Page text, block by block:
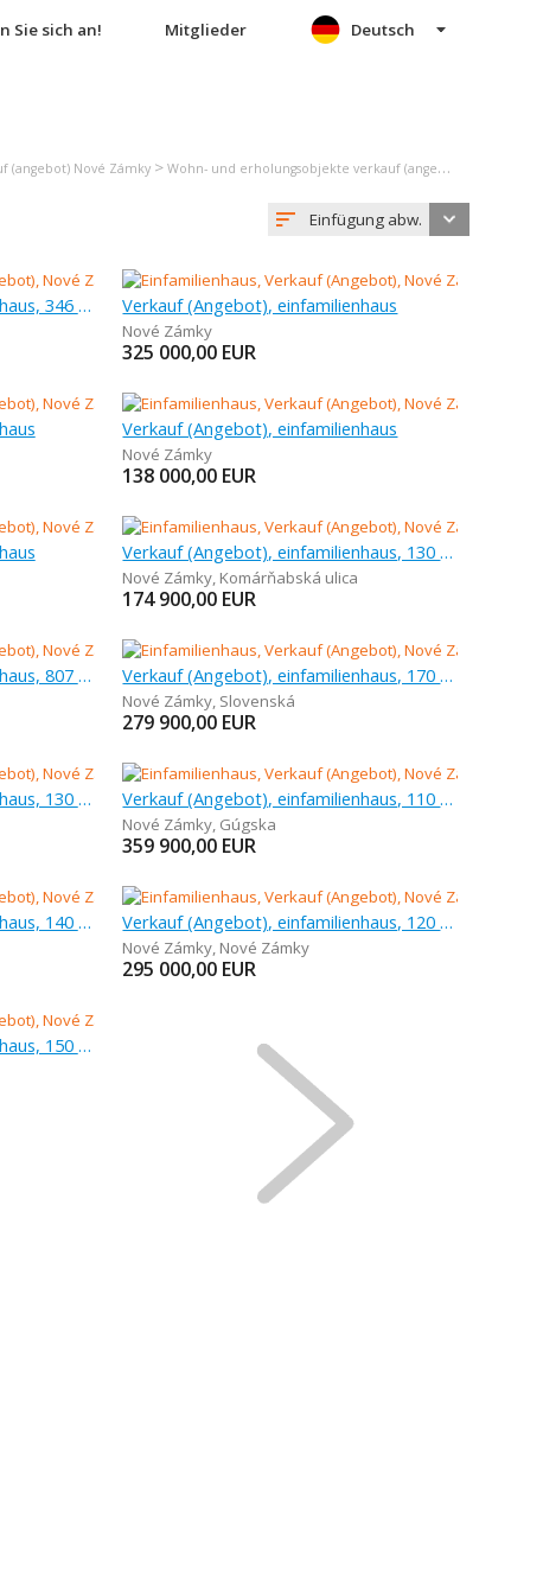
Sie sich an! Mitglieder Deutsch
(angebot) Nové Zámky > Wohn- und erholungsobjekte verkauf (angebot) Nové Zámky
Einfügung abw.
Verkauf (Angebot), einfamilienhaus, 346 m Verkauf (Angebot), einfamilienhaus
Nové Zámky
325 000,00 EUR
Verkauf (Angebot), einfamilienhaus
Nové Zámky
138 000,00 EUR
Verkauf (Angebot), einfamilienhaus, 130 m
Nové Zámky, Komárňabská ulica
174 900,00 EUR
Verkauf (Angebot), einfamilienhaus, 807 m Verkauf (Angebot), einfamilienhaus, 170 m
Nové Zámky, Slovenská
279 900,00 EUR
Verkauf (Angebot), einfamilienhaus, 130 m Verkauf (Angebot), einfamilienhaus, 110 m
Nové Zámky, Gúgska
359 900,00 EUR
Verkauf (Angebot), einfamilienhaus, 140 m Verkauf (Angebot), einfamilienhaus, 120 m
Nové Zámky, Nové Zámky
295 000,00 EUR
Verkauf (Angebot), einfamilienhaus, 150 m